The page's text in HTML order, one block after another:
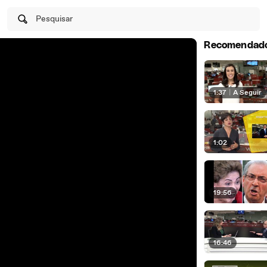
Pesquisar
1:37 A Seguir
1:02
19:56
16:46